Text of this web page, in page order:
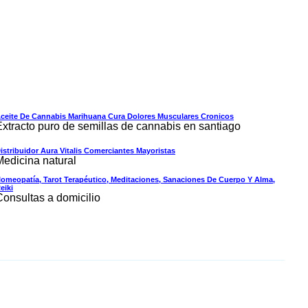
De Cannabis Marihuana Cura Dolores Musculares Cronicos
puro de semillas de cannabis en santiago
Aura Vitalis Comerciantes Mayoristas
natural
Tarot Terapéutico, Meditaciones, Sanaciones De Cuerpo Y Alma,
a domicilio